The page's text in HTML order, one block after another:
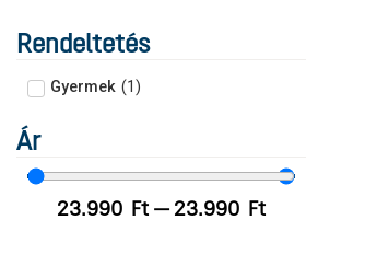
Rendeltetés
Gyermek (1)
Ár
23.990 Ft — 23.990 Ft